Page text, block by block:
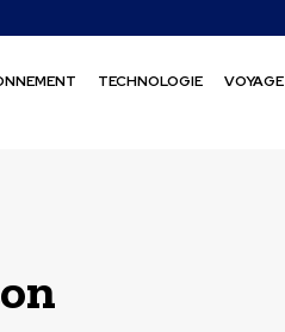
TECHNOLOGIE VOYAGE